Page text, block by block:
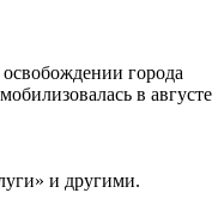
города
в августе
и другими.